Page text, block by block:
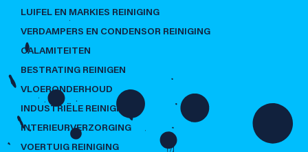
LUIFEL EN MARKIES REINIGING
VERDAMPERS EN CONDENSOR REINIGING
CALAMITEITEN
BESTRATING REINIGEN
VLOERONDERHOUD
INDUSTRIËLE REINIGING
INTERIEURVERZORGING
VOERTUIG REINIGING